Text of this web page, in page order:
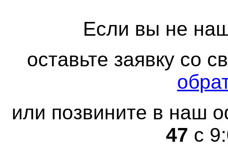
Если вы не
оставьте заявку со
или позвините в наш
47 с